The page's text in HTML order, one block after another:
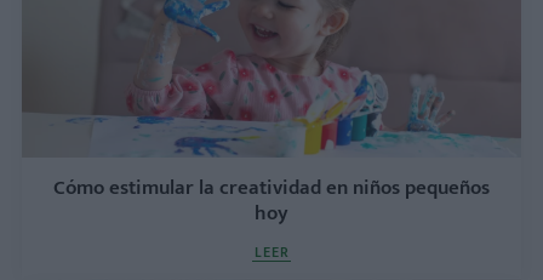
Cómo estimular la creatividad en niños pequeños
hoy
LEER